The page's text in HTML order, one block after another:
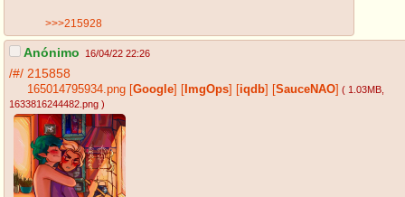
>>>215928
Anónimo 16/04/22 22:26
/#/ 215858
165014795934.png Google ImgOps iqdb SauceNAO ( 1.03MB
1633816244482.png )